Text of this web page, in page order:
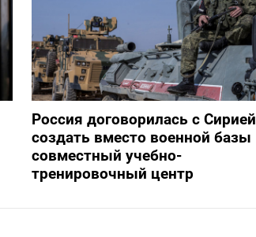
Россия договорилась с Сирией
создать вместо военной базы
совместный учебно-
тренировочный центр